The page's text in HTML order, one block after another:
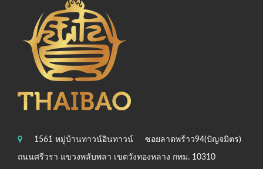
1561 หมู่บ้านทาวน์อินทาวน์ ซอยลาดพร้าว94(ปัญจมิตร)
ถนนศรีวรา แขวงพลับพลา เขตวังทองหลาง กทม. 10310